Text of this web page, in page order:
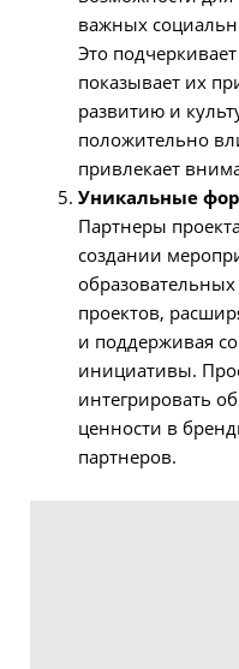
важных
Это
показывает их
развитию и
положительно
привлекает
Уникальные
Партнеры
создании
проектов,
и поддерживая
инициативы.
интегрировать
ценности в
партнеров.